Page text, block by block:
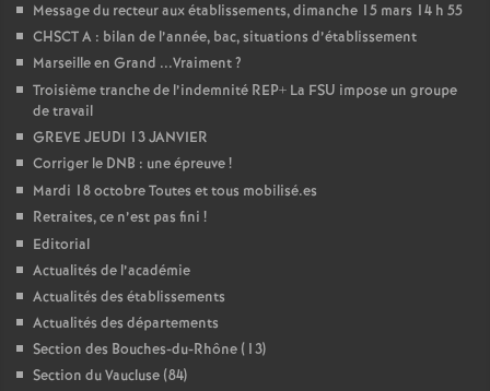
e
S
Message du recteur aux établissements, dimanche 15 mars 14 h 55
CHSCT A : bilan de l’année, bac, situations d’établissement
Marseille en Grand ...Vraiment?
Troisième tranche de l’indemnité REP+ La FSU impose un groupe
de travail
GREVE JEUDI 13 JANVIER
Corriger le DNB : une épreuve!
Mardi 18 octobre Toutes et tous mobilisé.es
Retraites, ce n’est pas fini !
Editorial
Actualités de l’académie
Actualités des établissements
Actualités des départements
Section des Bouches-du-Rhône (13)
Section du Vaucluse (84)